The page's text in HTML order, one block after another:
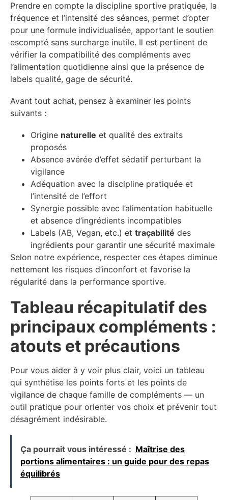
Prendre en compte la discipline sportive pratiquée, la
fréquence et l’intensité des séances, permet d’opter
pour une formule individualisée, apportant le soutien
escompté sans surcharge inutile. Il est pertinent de
vérifier la compatibilité des compléments avec
l’alimentation quotidienne ainsi que la présence de
labels qualité, gage de sécurité.
Avant tout achat, pensez à examiner les points
suivants :
Origine naturelle et qualité des extraits
proposés
Absence avérée d’effet sédatif perturbant la
vigilance
Adéquation avec la discipline pratiquée et
l’intensité de l’effort
Synergie possible avec l’alimentation habituelle
et absence d’ingrédients incompatibles
Labels (AB, Vegan, etc.) et traçabilité des
ingrédients pour garantir une sécurité maximale
Selon notre expérience, respecter ces étapes diminue
nettement les risques d’inconfort et favorise la
régularité dans la performance sportive.
Tableau récapitulatif des
principaux compléments :
atouts et précautions
Pour vous aider à y voir plus clair, voici un tableau
qui synthétise les points forts et les points de
vigilance de chaque famille de compléments — un
outil pratique pour orienter vos choix et prévenir tout
désagrément indésirable.
Ça pourrait vous intéressé : Maîtrise des
portions alimentaires : un guide pour des repas
équilibrés